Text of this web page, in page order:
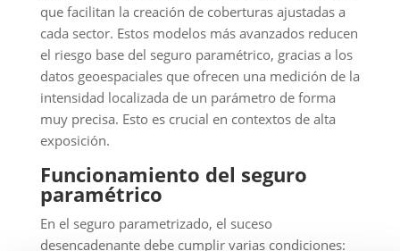
que facilitan la creación de coberturas ajustadas a
cada sector. Estos modelos más avanzados reducen
el riesgo base del seguro paramétrico, gracias a los
datos geoespaciales que ofrecen una medición de la
intensidad localizada de un parámetro de forma
muy precisa. Esto es crucial en contextos de alta
exposición.
Funcionamiento del seguro
paramétrico
En el seguro parametrizado, el suceso
desencadenante debe cumplir varias condiciones: